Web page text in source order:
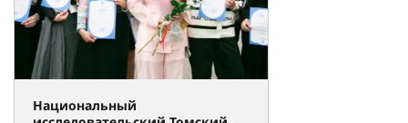
Санкт-Петербургский
политехнический университет
Петра Великого